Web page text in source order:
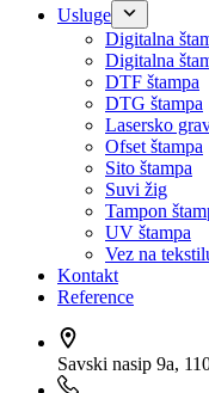
Usluge
Digitalna
Digitalna
DTF štampa
DTG štampa
Lasersko
Ofset štampa
Sito štampa
Suvi žig
Tampon
UV štampa
Vez na
Kontakt
Reference
Savski nasip 9a,